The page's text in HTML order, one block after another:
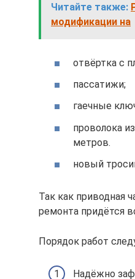
Читайте также:
модификации на
отвёртка с
пассатижи;
гаечные
проволока
метров.
новый
Так как приводная
ремонта придётся
Порядок работ
Надёжно